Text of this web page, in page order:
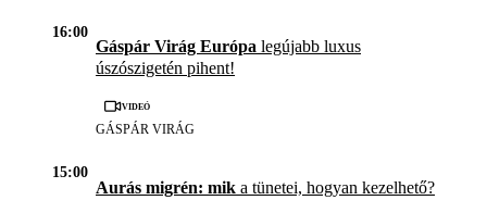
16:00
Gáspár Virág Európa legújabb luxus
úszószigetén pihent!
Videó
GÁSPÁR VIRÁG
15:00
Aurás migrén: mik a tünetei, hogyan kezelhető?